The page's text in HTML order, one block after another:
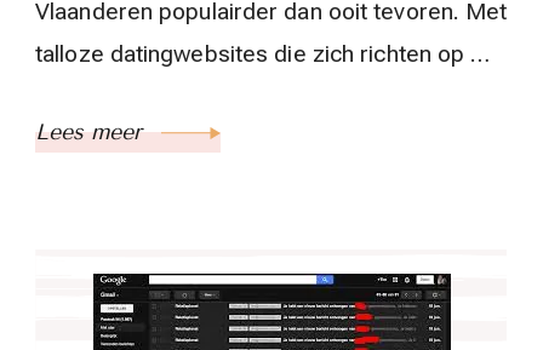
Vlaanderen populairder dan ooit tevoren. Met
talloze datingwebsites die zich richten op …
Lees meer